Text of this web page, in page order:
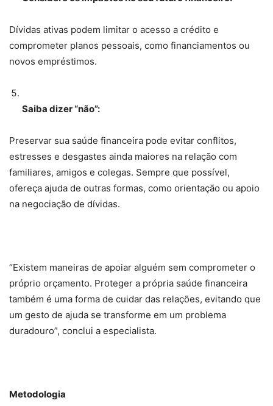
Dívidas ativas podem limitar o acesso a crédito e
comprometer planos pessoais, como financiamentos ou
novos empréstimos.
Saiba dizer “não”:
Preservar sua saúde financeira pode evitar conflitos,
estresses e desgastes ainda maiores na relação com
familiares, amigos e colegas. Sempre que possível,
ofereça ajuda de outras formas, como orientação ou apoio
na negociação de dívidas.
“Existem maneiras de apoiar alguém sem comprometer o
próprio orçamento. Proteger a própria saúde financeira
também é uma forma de cuidar das relações, evitando que
um gesto de ajuda se transforme em um problema
duradouro”, conclui a especialista.
Metodologia